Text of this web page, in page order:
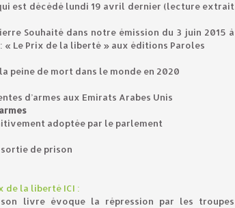
est décédé lundi 19 avril dernier (lecture extrait
Souhaité dans notre émission du 3 juin 2015 à
Le Prix de la liberté » aux éditions Paroles
peine de mort dans le monde en 2020
d’armes aux Emirats Arabes Unis
adoptée par le parlement
de prison
de la liberté ICI :
son livre évoque la répression par les troupes